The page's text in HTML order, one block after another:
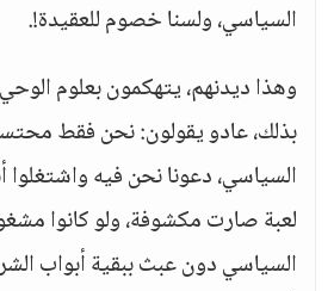
السياسي، ولسنا خصوم للعقيدة!.
وهذا ديدنهم، يتهكمون بعلوم
بذلك، عادو يقولون: نحن فقط
السياسي، دعونا نحن فيه واشتغلوا
لعبة صارت مكشوفة، ولو كانوا
السياسي دون عبث ببقية أبواب